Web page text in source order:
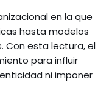
en la que
hasta modelos
Con esta lectura, el
para influir
ni imponer